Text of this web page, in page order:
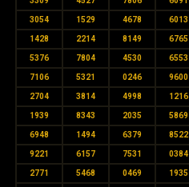
3054 1529 4678 6013
1428 2214 8149 6765
5376 7804 4530 6553
7106 5321 0246 9600
2704 3814 4998 1216
1939 8343 2035 5869
6948 1494 6379 8522
9221 6157 7531 0384
2771 5468 0469 1935